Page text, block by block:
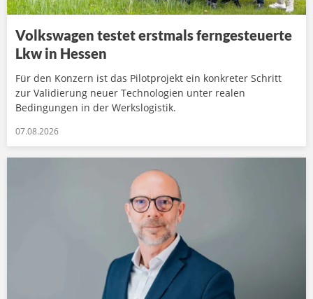
Volkswagen testet erstmals ferngesteuerte
Lkw in Hessen
Für den Konzern ist das Pilotprojekt ein konkreter Schritt
zur Validierung neuer Technologien unter realen
Bedingungen in der Werkslogistik.
07.08.2026